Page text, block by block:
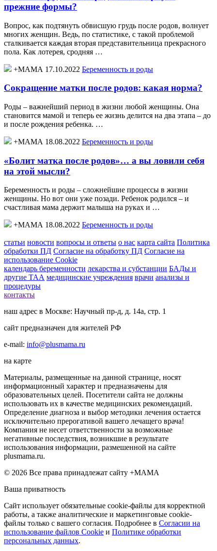
прежние формы?
Вопрос, как подтянуть обвисшую грудь после родов, волнует
многих женщин. Ведь, по статистике, с такой проблемой
сталкивается каждая вторая представительница прекрасного
пола. Как лотерея, сродняя …
+МАМА 17.10.2022 Беременность и роды
Сокращение матки после родов: какая норма?
Роды – важнейший период в жизни любой женщины. Она
становится мамой и теперь ее жизнь делится на два этапа – до
и после рождения ребенка. …
+МАМА 18.08.2022 Беременность и роды
«Болит матка после родов»… а вы ловили себя
на этой мысли?
Беременность и роды – сложнейшие процессы в жизни
женщины. Но вот они уже позади. Ребенок родился – и
счастливая мама держит малыша на руках и …
+МАМА 18.08.2022 Беременность и роды
статьи новости вопросы и ответы о нас карта сайта Политика
обработки ПД Согласие на обработку ПД Согласие на
использование Cookie
календарь беременности лекарства и субстанции БАДы и
другие ТАА медицинские учреждения врачи анализы и
процедуры
контакты
наш адрес в Москве: Научный пр-д, д. 14а, стр. 1
сайт предназначен для жителей РФ
e-mail: info@plusmama.ru
на карте
Материалы, размещенные на данной странице, носят
информационный характер и предназначены для
образовательных целей. Посетители сайта не должны
использовать их в качестве медицинских рекомендаций.
Определение диагноза и выбор методики лечения остается
исключительно прерогативой вашего лечащего врача!
Компания не несет ответственности за возможные
негативные последствия, возникшие в результате
использования информации, размешенной на сайте
plusmama.ru.
© 2026 Все права принадлежат сайту +МАМА
Ваша приватность
Сайт использует обязательные cookie-файлы для корректной
работы, а также аналитические и маркетинговые cookie-
файлы только с вашего согласия. Подробнее в Согласии на
использование файлов Cookie и Политике обработки
персональных данных.